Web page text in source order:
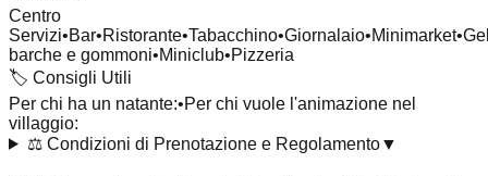
Centro
Servizi•Bar•Ristorante•Tabacchino•Giornalaio•Minimarket•
barche e gommoni•Miniclub•Pizzeria
🏷️ Consigli Utili
Per chi ha un natante:•Per chi vuole l'animazione nel
villaggio:
⚖️ Condizioni di Prenotazione e Regolamento▼